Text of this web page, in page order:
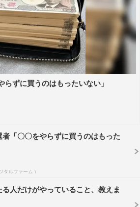
FAIRY TAIL」最終章の起源となる
ることとなり、謎に包まれていた主
る。
特典映像を収録。付属のオリジナ
には「FAIRY TAIL」の世界が凝縮
たっぷり収録。劇場版音楽は
全ての楽曲を担当している。
イル‐DRAGON CRY‐」Blu-ray
）
CD
らずに買うのはもったいない」
者「〇〇をやらずに買うのはもった
タルファーム )
る人だけがやっていること、教えま